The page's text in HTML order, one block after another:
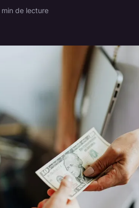
de lecture